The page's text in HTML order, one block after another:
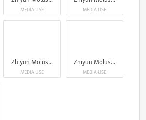
MEDIA USE MEDIA USE
Zhiyun Molus G300
MEDIA USE
Zhiyun Molus G300
MEDIA USE